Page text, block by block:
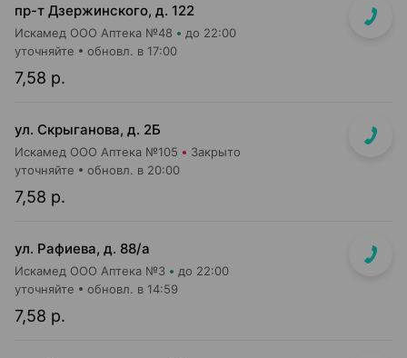
пр-т Дзержинского, д. 122
Искамед ООО Аптека №48 до 22:00
7,58 р.
уточняйте обновл. в 17:00
ул. Скрыганова, д. 2Б
Искамед ООО Аптека №105 Закрыто
7,58 р.
уточняйте обновл. в 20:00
ул. Рафиева, д. 88/а
Искамед ООО Аптека №3 до 22:00
7,58 р.
уточняйте обновл. в 14:59